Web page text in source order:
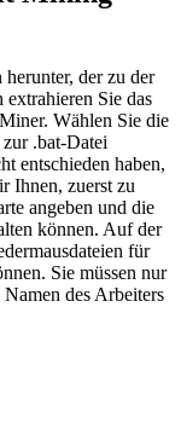
der zu der
Sie das
Wählen Sie die
.bat-Datei
entschieden haben,
Ihnen, zuerst zu
angeben und die
können. Auf der
für
Sie müssen nur
des Arbeiters